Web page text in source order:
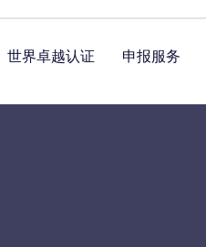
世界卓越认证 申报服务